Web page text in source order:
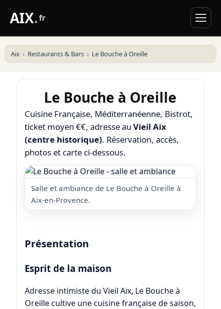
AIX.fr
Aix Restaurants & Bars Le Bouche à Oreille
Le Bouche à Oreille
Cuisine Française, Méditerranéenne, Bistrot,
ticket moyen €€, adresse au Vieil Aix
(centre historique). Réservation, accès,
photos et carte ci-dessous.
Salle et ambiance de Le Bouche à Oreille à
Aix-en-Provence.
Présentation
Esprit de la maison
Adresse intimiste du Vieil Aix, Le Bouche à
Oreille cultive une cuisine française de saison,